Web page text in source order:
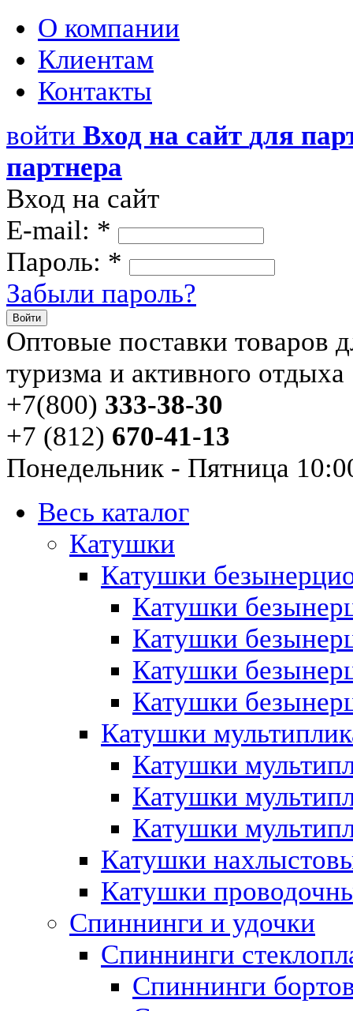
О компании
Клиентам
Контакты
войти Вход на сайт для
партнера
Вход на сайт
E-mail: *
Пароль: *
Забыли пароль?
Войти
Оптовые поставки товаров
туризма и активного отдыха
+7(800) 333-38-30
+7 (812) 670-41-13
Понедельник - Пятница
Весь каталог
Катушки
Катушки
Катушки
Катушки
Катушки
Катушки
Катушки
Катушки
Катушки
Катушки
Катушки
Катушки
Спиннинги и удочки
Спиннинги
Спиннинги